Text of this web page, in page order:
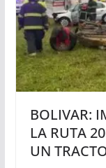
BOLIVAR:
LA RUTA
UN